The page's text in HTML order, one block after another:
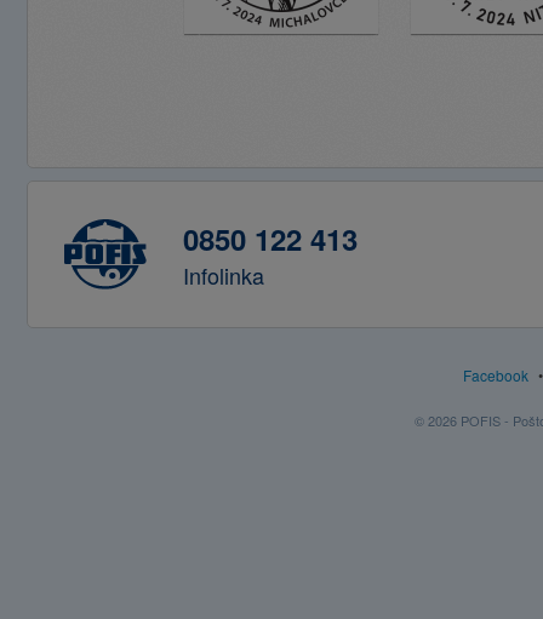
0850 122 413
Infolinka
Facebook
© 2026 POFIS -